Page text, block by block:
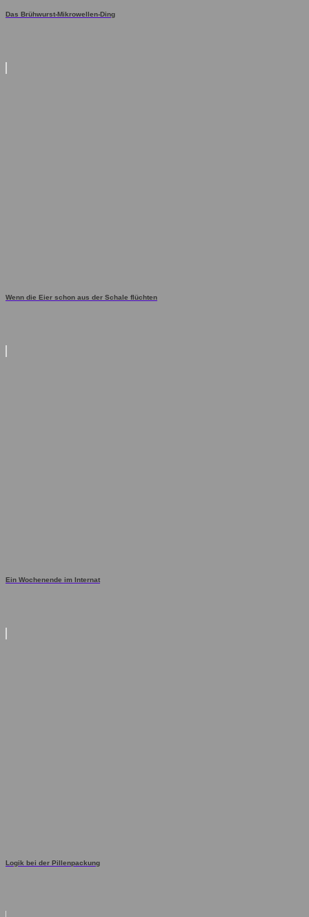
Das Brühwurst-Mikrowellen-Ding
Wenn die Eier schon aus der Schale flüchten
Ein Wochenende im Internat
Logik bei der Pillenpackung